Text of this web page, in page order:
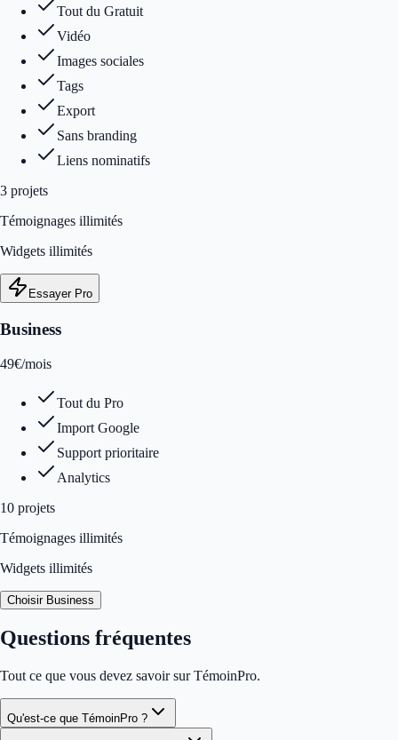
Tout du Gratuit
Vidéo
Images sociales
Tags
Export
Sans branding
Liens nominatifs
3 projets
Témoignages illimités
Widgets illimités
Essayer Pro
Business
49€/mois
Tout du Pro
Import Google
Support prioritaire
Analytics
10 projets
Témoignages illimités
Widgets illimités
Choisir Business
Questions fréquentes
Tout ce que vous devez savoir sur TémoinPro.
Qu'est-ce que TémoinPro ?